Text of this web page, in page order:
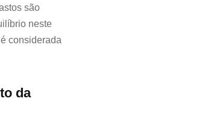
são
neste
considerada
da